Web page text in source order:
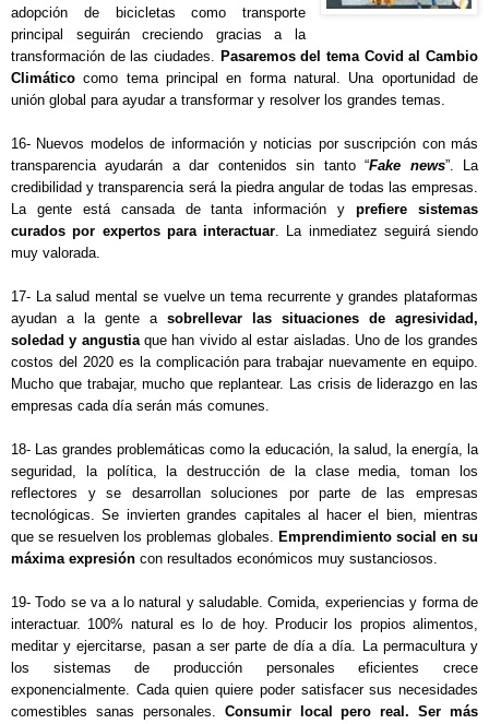
adopción de bicicletas como transporte
principal seguirán creciendo gracias a la
transformación de las ciudades.
Pasaremos del tema Covid al Cambio
Climático como tema principal en forma natural. Una oportunidad de
unión global para ayudar a transformar y resolver los grandes temas.
16- Nuevos modelos de información y noticias por suscripción con más
transparencia ayudarán a dar contenidos sin tanto “Fake news”. La
credibilidad y transparencia será la piedra angular de todas las empresas.
La gente está cansada de tanta información y prefiere sistemas
curados por expertos para interactuar . La inmediatez seguirá siendo
muy valorada.
17- La salud mental se vuelve un tema recurrente y grandes plataformas
ayudan a la gente a sobrellevar las situaciones de agresividad,
soledad y angustia que han vivido al estar aisladas. Uno de los grandes
costos del 2020 es la complicación para trabajar nuevamente en equipo.
Mucho que trabajar, mucho que replantear. Las crisis de liderazgo en las
18- Las grandes problemáticas como la educación, la salud, la energía, la
seguridad, la política, la destrucción de la clase media, toman los
reflectores y se desarrollan soluciones por parte de las empresas
tecnológicas. Se invierten grandes capitales al hacer el bien, mientras
que se resuelven los problemas globales.
Emprendimiento social en su
máxima expresión con resultados económicos muy sustanciosos.
19- Todo se va a lo natural y saludable. Comida, experiencias y forma de
interactuar. 100% natural es lo de hoy. Producir los propios alimentos,
meditar y ejercitarse, pasan a ser parte de día a día. La permacultura y
los sistemas de producción personales eficientes crece
exponencialmente. Cada quien quiere poder satisfacer sus necesidades
comestibles sanas personales. Consumir local pero real. Ser más